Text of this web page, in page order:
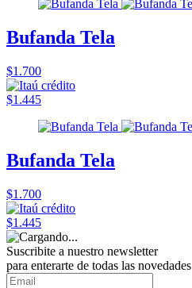
Bufanda Tela
$1.700
$1.445
Bufanda Tela
$1.700
$1.445
Suscribite a nuestro newsletter
para enterarte de todas las novedades